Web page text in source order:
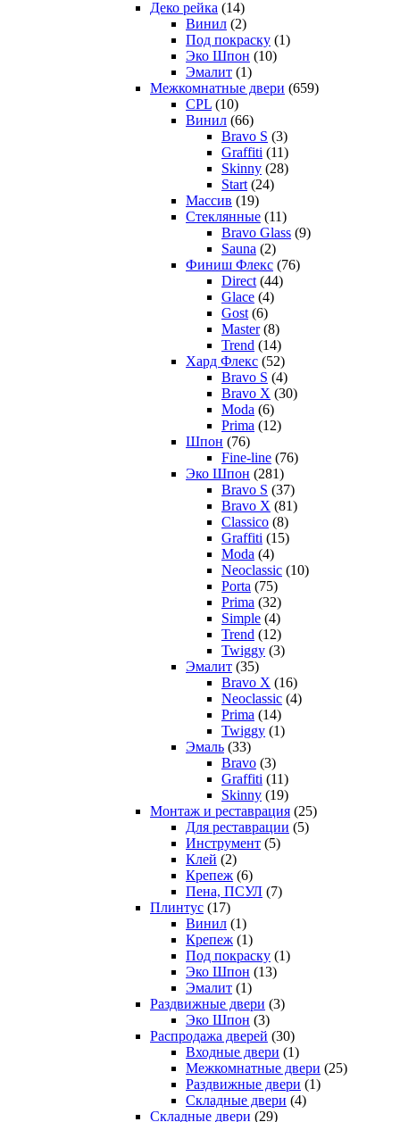
Деко рейка (14)
Винил (2)
Под покраску (1)
Эко Шпон (10)
Эмалит (1)
Межкомнатные двери (659)
CPL (10)
Винил (66)
Bravo S (3)
Graffiti (11)
Skinny (28)
Start (24)
Массив (19)
Стеклянные (11)
Bravo Glass (9)
Sauna (2)
Финиш Флекс (76)
Direct (44)
Glace (4)
Gost (6)
Master (8)
Trend (14)
Хард Флекс (52)
Bravo S (4)
Bravo X (30)
Moda (6)
Prima (12)
Шпон (76)
Fine-line (76)
Эко Шпон (281)
Bravo S (37)
Bravo X (81)
Classico (8)
Graffiti (15)
Moda (4)
Neoclassic (10)
Porta (75)
Prima (32)
Simple (4)
Trend (12)
Twiggy (3)
Эмалит (35)
Bravo X (16)
Neoclassic (4)
Prima (14)
Twiggy (1)
Эмаль (33)
Bravo (3)
Graffiti (11)
Skinny (19)
Монтаж и реставрация (25)
Для реставрации (5)
Инструмент (5)
Клей (2)
Крепеж (6)
Пена, ПСУЛ (7)
Плинтус (17)
Винил (1)
Крепеж (1)
Под покраску (1)
Эко Шпон (13)
Эмалит (1)
Раздвижные двери (3)
Эко Шпон (3)
Распродажа дверей (30)
Входные двери (1)
Межкомнатные двери (25)
Раздвижные двери (1)
Складные двери (4)
Складные двери (29)